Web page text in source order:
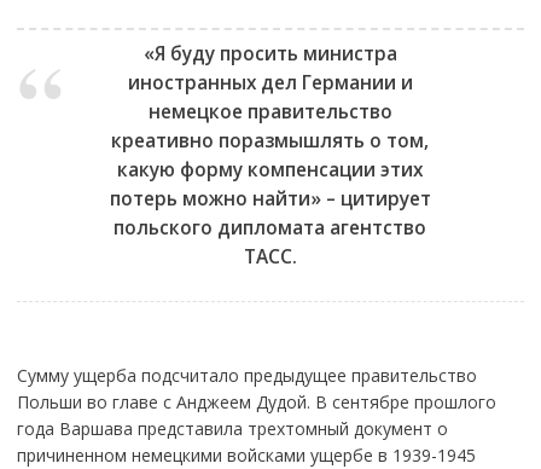
«Я буду просить министра
иностранных дел Германии и
немецкое правительство
креативно поразмышлять о том,
какую форму компенсации этих
потерь можно найти» – цитирует
польского дипломата агентство
ТАСС.
Сумму ущерба подсчитало предыдущее правительство
Польши во главе с Анджеем Дудой. В сентябре прошлого
года Варшава представила трехтомный документ о
причиненном немецкими войсками ущербе в 1939-1945